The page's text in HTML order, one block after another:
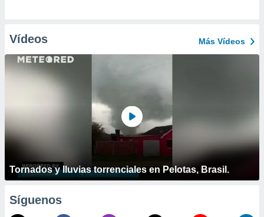
Vídeos Más Vídeos
Tornados y lluvias torrenciales en Pelotas, Brasil.
Síguenos